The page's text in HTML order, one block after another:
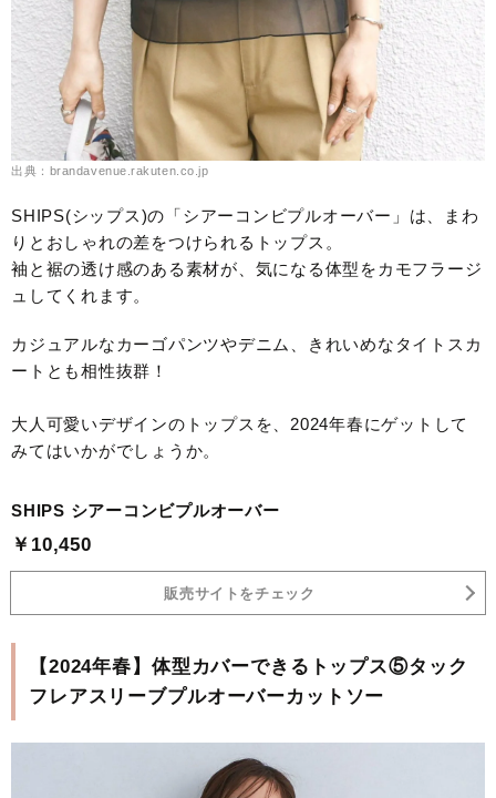
出典：brandavenue.rakuten.co.jp
SHIPS(シップス)の「シアーコンビプルオーバー」は、まわ
りとおしゃれの差をつけられるトップス。
袖と裾の透け感のある素材が、気になる体型をカモフラージ
ュしてくれます。
カジュアルなカーゴパンツやデニム、きれいめなタイトスカ
ートとも相性抜群！
大人可愛いデザインのトップスを、2024年春にゲットして
みてはいかがでしょうか。
SHIPS シアーコンビプルオーバー
￥10,450
販売サイトをチェック
【2024年春】体型カバーできるトップス⑤タック
フレアスリーブプルオーバーカットソー